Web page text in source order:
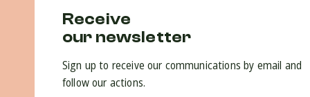
Receive
our newsletter
Sign up to receive our communications by email and
follow our actions.